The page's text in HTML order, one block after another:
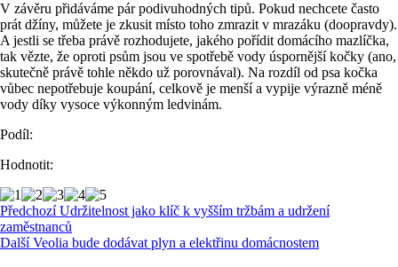
V závěru přidáváme pár podivuhodných tipů. Pokud nechcete často
prát džíny, můžete je zkusit místo toho zmrazit v mrazáku (doopravdy).
A jestli se třeba právě rozhodujete, jakého pořídit domácího mazlíčka,
tak vězte, že oproti psům jsou ve spotřebě vody úspornější kočky (ano,
skutečně právě tohle někdo už porovnával). Na rozdíl od psa kočka
vůbec nepotřebuje koupání, celkově je menší a vypije výrazně méně
vody díky vysoce výkonným ledvinám.
Podíl:
Hodnotit:
Předchozí Udržitelnost jako klíč k vyšším tržbám a udržení
zaměstnanců
Další Veolia bude dodávat plyn a elektřinu domácnostem